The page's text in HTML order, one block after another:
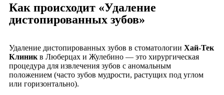
Как происходит «Удаление
дистопированных зубов»
Удаление дистопированных зубов в стоматологии Хай-Тек
Клиник в Люберцах и Жулебино — это хирургическая
процедура для извлечения зубов с аномальным
положением (часто зубов мудрости, растущих под углом
или горизонтально).